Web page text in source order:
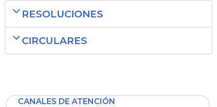
RESOLUCIONES
CIRCULARES
CANALES DE ATENCIÓN